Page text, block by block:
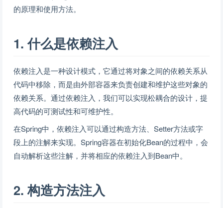
的原理和使用方法。
1. 什么是依赖注入
依赖注入是一种设计模式，它通过将对象之间的依赖关系从
代码中移除，而是由外部容器来负责创建和维护这些对象的
依赖关系。通过依赖注入，我们可以实现松耦合的设计，提
高代码的可测试性和可维护性。
在Spring中，依赖注入可以通过构造方法、Setter方法或字
段上的注解来实现。Spring容器在初始化Bean的过程中，会
自动解析这些注解，并将相应的依赖注入到Bean中。
2. 构造方法注入